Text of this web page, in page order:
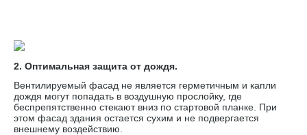
2. Оптимальная защита от дождя.
Вентилируемый фасад не является герметичным и капли
дождя могут попадать в воздушную прослойку, где
беспрепятственно стекают вниз по стартовой планке. При
этом фасад здания остается сухим и не подвергается
внешнему воздействию.